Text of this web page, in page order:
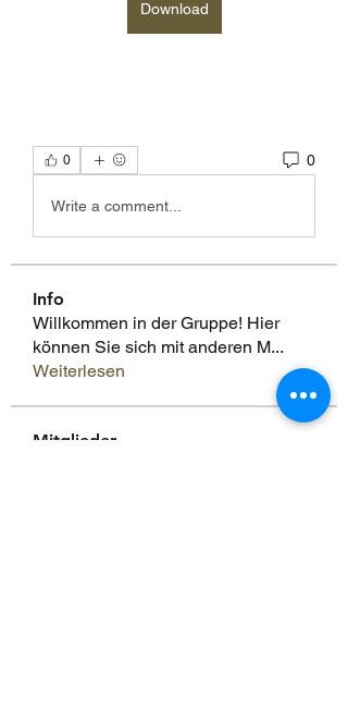
Download
0 0
Write a comment...
Info
Willkommen in der Gruppe! Hier
können Sie sich mit anderen M...
Weiterlesen
Mitglieder